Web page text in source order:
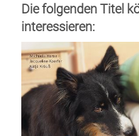
Die folgenden Titel
interessieren: